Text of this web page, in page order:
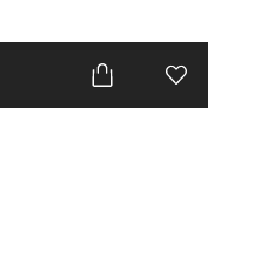
Lista